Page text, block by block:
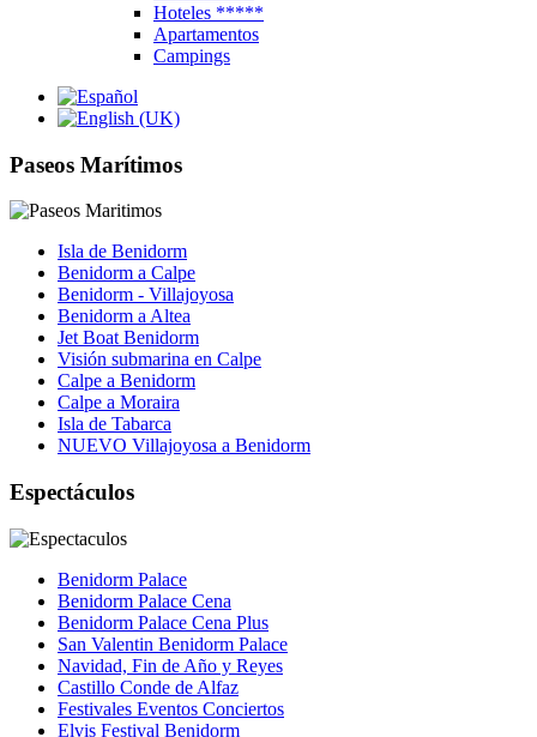
Hoteles *****
Apartamentos
Campings
Paseos Marítimos
Isla de Benidorm
Benidorm a Calpe
Benidorm - Villajoyosa
Benidorm a Altea
Jet Boat Benidorm
Visión submarina en Calpe
Calpe a Benidorm
Calpe a Moraira
Isla de Tabarca
NUEVO Villajoyosa a Benidorm
Espectáculos
Benidorm Palace
Benidorm Palace Cena
Benidorm Palace Cena Plus
San Valentin Benidorm Palace
Navidad, Fin de Año y Reyes
Castillo Conde de Alfaz
Festivales Eventos Conciertos
Elvis Festival Benidorm